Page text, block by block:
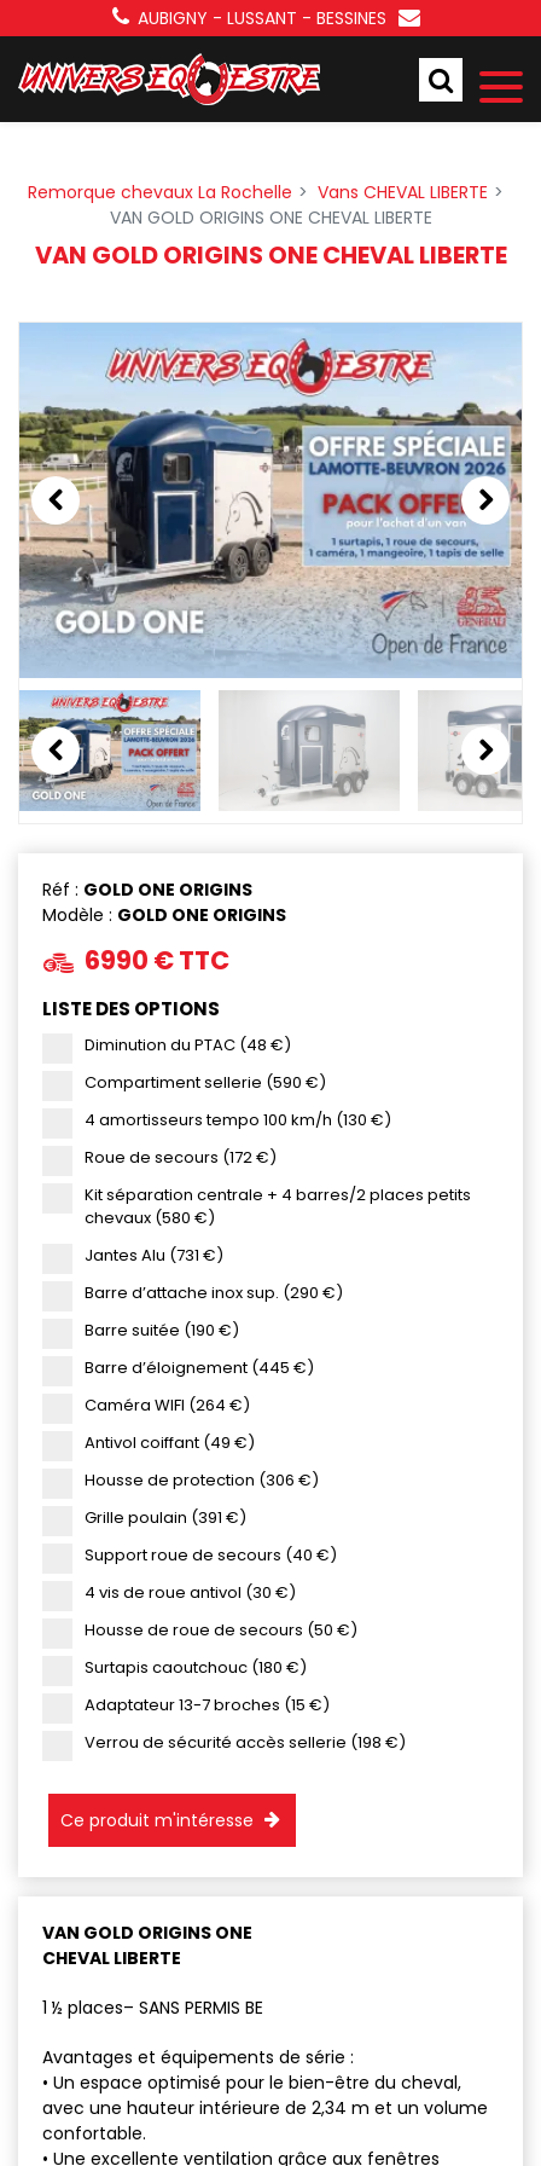
AUBIGNY - LUSSANT - BESSINES
Remorque chevaux La Rochelle
Vans CHEVAL LIBERTE
VAN GOLD ORIGINS ONE CHEVAL LIBERTE
VAN GOLD ORIGINS ONE CHEVAL LIBERTE
Previous Next
Previous Next
Réf : GOLD ONE ORIGINS
Modèle : GOLD ONE ORIGINS
6990 € TTC
LISTE DES OPTIONS
Diminution du PTAC (48 €)
Compartiment sellerie (590 €)
4 amortisseurs tempo 100 km/h (130 €)
Roue de secours (172 €)
Kit séparation centrale + 4 barres/2 places petits
chevaux (580 €)
Jantes Alu (731 €)
Barre d’attache inox sup. (290 €)
Barre suitée (190 €)
Barre d’éloignement (445 €)
Caméra WIFI (264 €)
Antivol coiffant (49 €)
Housse de protection (306 €)
Grille poulain (391 €)
Support roue de secours (40 €)
4 vis de roue antivol (30 €)
Housse de roue de secours (50 €)
Surtapis caoutchouc (180 €)
Adaptateur 13-7 broches (15 €)
Verrou de sécurité accès sellerie (198 €)
Ce produit m'intéresse
VAN GOLD ORIGINS ONE
CHEVAL LIBERTE
1 ½ places– SANS PERMIS BE
Avantages et équipements de série :
• Un espace optimisé pour le bien-être du cheval,
avec une hauteur intérieure de 2,34 m et un volume
confortable.
• Une excellente ventilation grâce aux fenêtres
Panneau de gestion des cookies